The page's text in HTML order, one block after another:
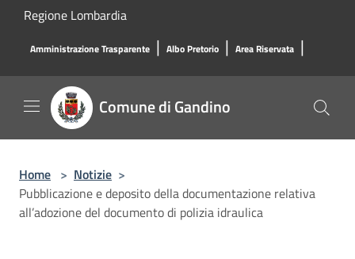
Salta al contenuto principale
Regione Lombardia
Amministrazione Trasparente | Albo Pretorio | Area Riservata |
Comune di Gandino
Home > Notizie >
Pubblicazione e deposito della documentazione relativa
all’adozione del documento di polizia idraulica